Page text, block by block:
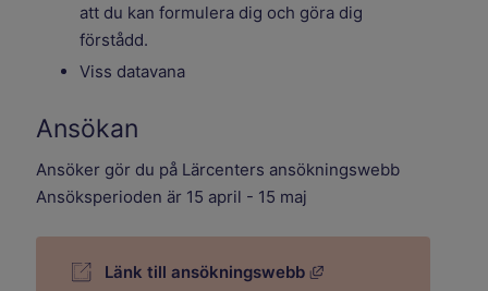
att du kan formulera dig och göra dig
förstådd.
Viss datavana
Ansökan
Ansöker gör du på Lärcenters ansökningswebb
Ansöksperioden är 15 april - 15 maj
Länk till ansökningswebb Länk till annan